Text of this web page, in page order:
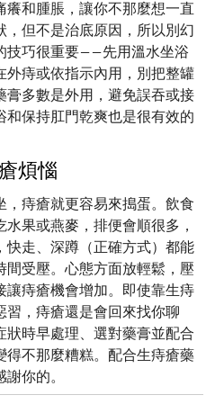
和腫脹，讓你不那麼想一直
但不是治底原因，所以別幻
技巧很重要——先用溫水坐浴
痔或依指示內用，別把整罐
多數是外用，避免誤吞或接
保持肛門乾爽也是很有效的
煩惱
痔瘡就更容易來搗蛋。飲食
果或燕麥，排便會順很多，
快走、深蹲（正確方式）都能
受壓。心態方面放輕鬆，壓
讓痔瘡機會增加。即使靠生痔
，痔瘡還是會回來找你聊
時早處理、選對藥膏並配合
不那麼糟糕。配合生痔瘡藥
你的。